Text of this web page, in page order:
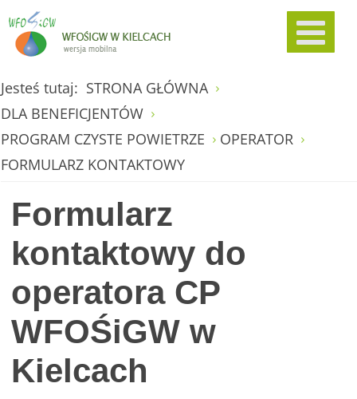
Jesteś tutaj: STRONA GŁÓWNA
DLA BENEFICJENTÓW
PROGRAM CZYSTE POWIETRZE
OPERATOR
FORMULARZ KONTAKTOWY
Formularz
kontaktowy do
operatora CP
WFOŚiGW w
Kielcach